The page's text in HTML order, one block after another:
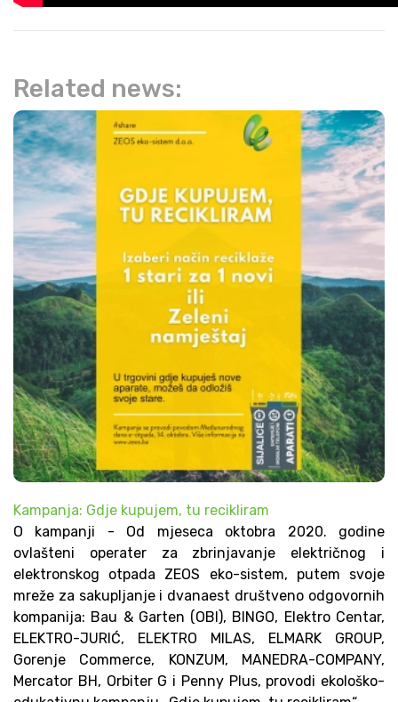
Related news:
Kampanja: Gdje kupujem, tu recikliram
O kampanji - Od mjeseca oktobra 2020. godine
ovlašteni operater za zbrinjavanje električnog i
elektronskog otpada ZEOS eko-sistem, putem svoje
mreže za sakupljanje i dvanaest društveno odgovornih
kompanija: Bau & Garten (OBI), BINGO, Elektro Centar,
ELEKTRO-JURIĆ, ELEKTRO MILAS, ELMARK GROUP,
Gorenje Commerce, KONZUM, MANEDRA-COMPANY,
Mercator BH, Orbiter G i Penny Plus, provodi ekološko-